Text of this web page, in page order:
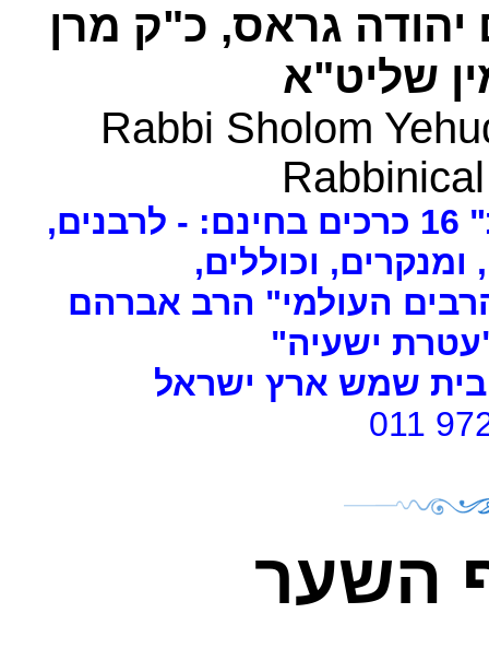
גראס, כ"ק מרן
שליט"א
Rabbi Sholom
ומנקרים, וכוללים,
העולמי" הרב אברהם
ישעיה"
שמש ארץ ישראל
011
השער